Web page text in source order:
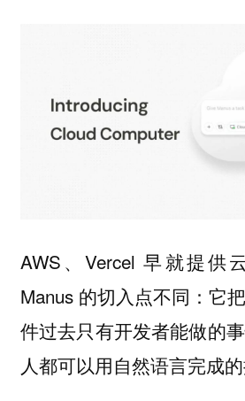
AWS、Vercel 早就提供
Manus 的切入点不同：它
件过去只有开发者能做的
人都可以用自然语言完成的